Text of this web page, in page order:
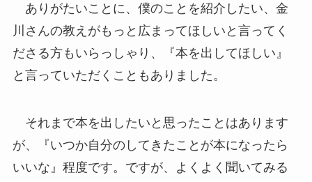
ありがたいことに、僕のことを紹介したい、金
川さんの教えがもっと広まってほしいと言ってく
ださる方もいらっしゃり、『本を出してほしい』
と言っていただくこともありました。
それまで本を出したいと思ったことはあります
が、『いつか自分のしてきたことが本になったら
いいな』程度です。ですが、よくよく聞いてみる